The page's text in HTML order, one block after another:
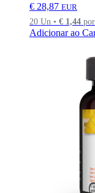
€ 28,87 EUR
20 Un • € 1,44
Adicionar ao